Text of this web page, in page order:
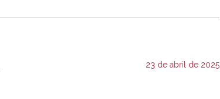
23 de abril de 2025